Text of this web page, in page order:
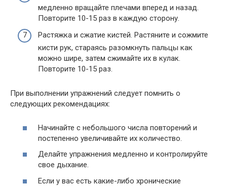
медленно вращайте плечами вперед и назад.
Повторите 10-15 раз в каждую сторону.
Растяжка и сжатие кистей. Растяните и сожмите
кисти рук, стараясь разомкнуть пальцы как
можно шире, затем сжимайте их в кулак.
Повторите 10-15 раз.
При выполнении упражнений следует помнить о
следующих рекомендациях:
Начинайте с небольшого числа повторений и
постепенно увеличивайте их количество.
Делайте упражнения медленно и контролируйте
свое дыхание.
Если у вас есть какие-либо хронические